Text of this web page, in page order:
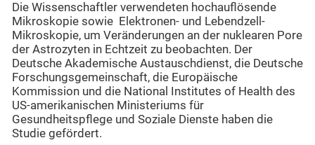
Die Wissenschaftler verwendeten hochauflösende
Mikroskopie sowie Elektronen- und Lebendzell-
Mikroskopie, um Veränderungen an der nuklearen Pore
der Astrozyten in Echtzeit zu beobachten. Der
Deutsche Akademische Austauschdienst, die Deutsche
Forschungsgemeinschaft, die Europäische
Kommission und die National Institutes of Health des
US-amerikanischen Ministeriums für
Gesundheitspflege und Soziale Dienste haben die
Studie gefördert.